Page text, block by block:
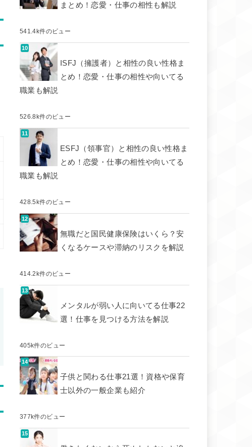
まとめ！恋愛・仕事の相性も解説
541.4k件のビュー
ISFJ（擁護者）と相性の良い性格ま
とめ！恋愛・仕事の相性や向いてる
職業も解説
526.8k件のビュー
ESFJ（領事官）と相性の良い性格ま
とめ！恋愛・仕事の相性や向いてる
職業も解説
428.5k件のビュー
無職だと国民健康保険はいくら？安
くなるケースや滞納のリスクを解説
414.2k件のビュー
メンタルが弱い人に向いてる仕事22
選！仕事を見つける方法を解説
405k件のビュー
子供と関わる仕事21選！資格や保育
士以外の一般企業も紹介
377k件のビュー